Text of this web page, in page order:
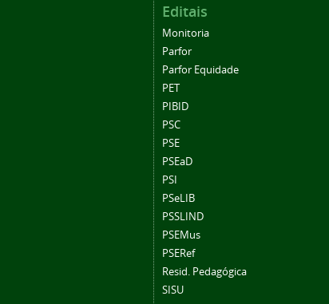
Editais
Monitoria
Parfor
Parfor Equidade
PET
PIBID
PSC
PSE
PSEaD
PSI
PSeLIB
PSSLIND
PSEMus
PSERef
Resid. Pedagógica
SISU